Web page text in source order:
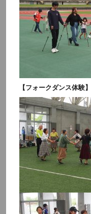
【フォークダンス体験】